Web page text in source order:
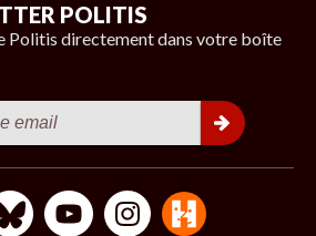
POLITIS
Politis directement dans votre boîte